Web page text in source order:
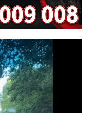
механизма на
произшествие.
оперативно –
с
по трасето
превозни